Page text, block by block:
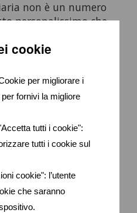
cookie
per migliorare i
fornivi la migliore
tutti i cookie":
tutti i cookie sul
cookie": l’utente
che saranno
non è un numero
personalissimo che
personalizzato!
trovo che il FIRE
vuole ritirarsi a 40
motivazionale
e visione strategica,
sulla libertà e non
reddito altissimo per
indipendenza, ma
e la capacità di